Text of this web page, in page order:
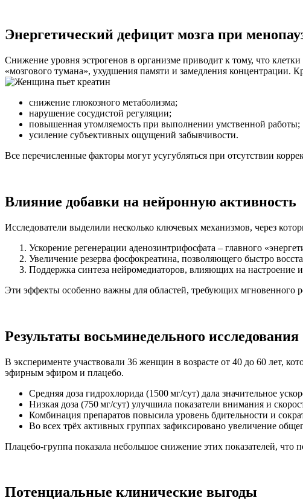
Энергетический дефицит мозга при
Снижение уровня эстрогенов в организме приводит к тому, что
«мозгового тумана», ухудшения памяти и замедления концентрации.
снижение глюкозного метаболизма;
нарушение сосудистой регуляции;
повышенная утомляемость при выполнении умственной работы;
усиление субъективных ощущений забывчивости.
Все перечисленные факторы могут усугубляться при отсутствии
Влияние добавки на нейронную активность
Исследователи выделили несколько ключевых механизмов, через
Ускорение регенерации аденозинтрифосфата – главного
Увеличение резерва фосфокреатина, позволяющего быстро
Поддержка синтеза нейромедиаторов, влияющих на настроение
Эти эффекты особенно важны для областей, требующих мгновенного
Результаты восьминедельного исследования
В эксперименте участвовали 36 женщин в возрасте от 40 до 60 лет,
эфирным эфиром и плацебо.
Средняя доза гидрохлорида (1500 мг/сут) дала значительное
Низкая доза (750 мг/сут) улучшила показатели внимания и
Комбинация препаратов повысила уровень бдительности и
Во всех трёх активных группах зафиксировано увеличение
Плацебо‑группа показала небольшое снижение этих показателей,
Потенциальные клинические выгоды